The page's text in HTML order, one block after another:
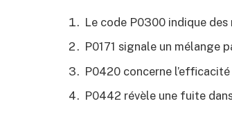
Le code P0300 indique des
P0171 signale un mélange
P0420 concerne
P0442 révèle une fuite